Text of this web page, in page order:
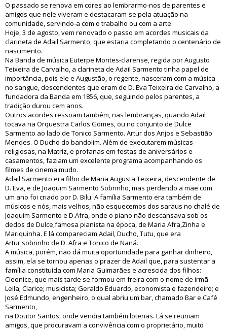
O passado se renova em cores ao lembrarmo-nos de parentes e
amigos que nele viveram e destacaram-se pela atuação na
comunidade, servindo-a com o trabalho ou com a arte.
Hoje, 3 de agosto, vem renovado o passo em acordes musicais da
clarineta de Adail Sarmento, que estaria completando o centenário de
nascimento.
Na Banda de música Euterpe Montes-clarense, regida por Augusto
Teixeira de Carvalho, a clarineta de Adail Sarmento tinha papel de
importância, pois ele e Augustão, o regente, nasceram com a música
no sangue, descendentes que eram de D. Eva Teixeira de Carvalho, a
fundadora da Banda em 1856, que, seguindo pelos parentes, a
tradição durou cem anos.
Outros acordes ressoam também, nas lembranças, quando Adail
tocava na Orquestra Carlos Gomes, ou no conjunto de Dulce
Sarmento ao lado de Tonico Sarmento. Artur dos Anjos e Sebastião
Mendes. O Ducho do bandolim. Além de executarem músicas
religiosas, na Matriz, e profanas em festas de aniversários e
casamentos, faziam um excelente programa acompanhando os
filmes de cinema mudo.
Adail Sarmento era filho de Maria Augusta Teixeira, descendente de
D. Eva, e de Joaquim Sarmento Sobrinho, mas perdendo a mãe com
um ano foi criado por D. Bilu. A família Sarmento era também de
músicos e nós, mais velhos, não esquecemos dos saraus no chalé de
Joaquim Sarmento e D.Afra, onde o piano não descansava sob os
dedos de Dulce,famosa pianista na época, de Maria Afra,Zinha e
Mariquinha. E lá compareciam Adail, Ducho, Tutu, que era
Artur,sobrinho de D. Afra e Tonico de Naná.
A música, porém, não dá muita oportunidade para ganhar dinheiro,
assim, ela se tornou apenas o prazer de Adail que, para sustentar a
família constituída com Maria Guimarães e acrescida dos filhos:
Cleonice, que mais tarde se formou em freira com o nome de irmã
Leila; Clarice; musicista; Geraldo Eduardo, economista e fazendeiro; e
José Edmundo, engenheiro, o qual abriu um bar, chamado Bar e Café
Sarmento,
na Doutor Santos, onde vendia também loterias. Lá se reuniam
amigos, que procuravam a convivência com o proprietário, muito